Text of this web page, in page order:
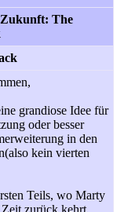
The
grandiose Idee für
oder besser
in den
kein vierten
Teils, wo Marty
zurück kehrt,